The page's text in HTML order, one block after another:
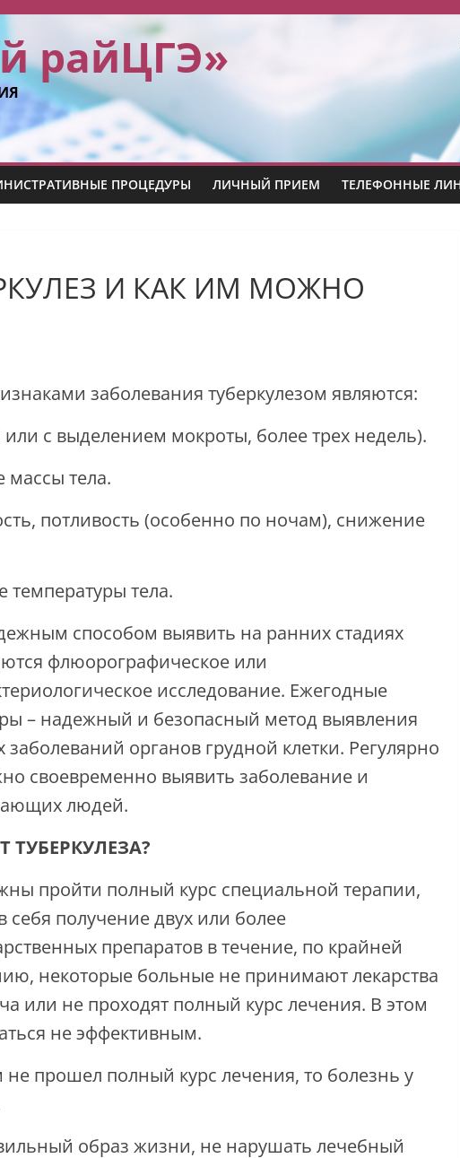
райЦГЭ»
ПРОЦЕДУРЫ ЛИЧНЫЙ ПРИЕМ ТЕЛЕФОННЫЕ
И КАК ИМ МОЖНО
заболевания туберкулезом являются:
с выделением мокроты, более трех недель).
массы тела.
потливость (особенно по ночам), снижение
тела.
способом выявить на ранних стадиях
флюорографическое или
исследование. Ежегодные
– надежный и безопасный метод выявления
заболеваний органов грудной клетки. Регулярно
своевременно выявить заболевание и
людей.
ТУБЕРКУЛЕЗА?
пройти полный курс специальной терапии,
получение двух или более
препаратов в течение, по крайней
некоторые больные не принимают лекарства
или не проходят полный курс лечения. В этом
не эффективным.
не прошел полный курс лечения, то болезнь у
образ жизни, не нарушать лечебный